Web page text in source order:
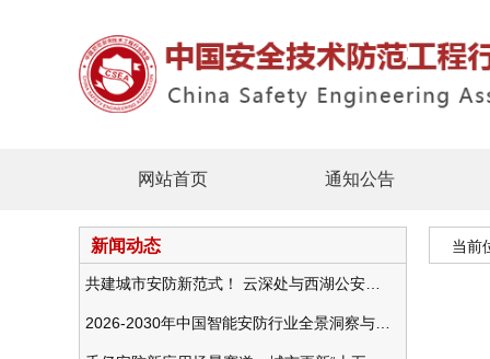
网站首页 通知公告
新闻动态 当前